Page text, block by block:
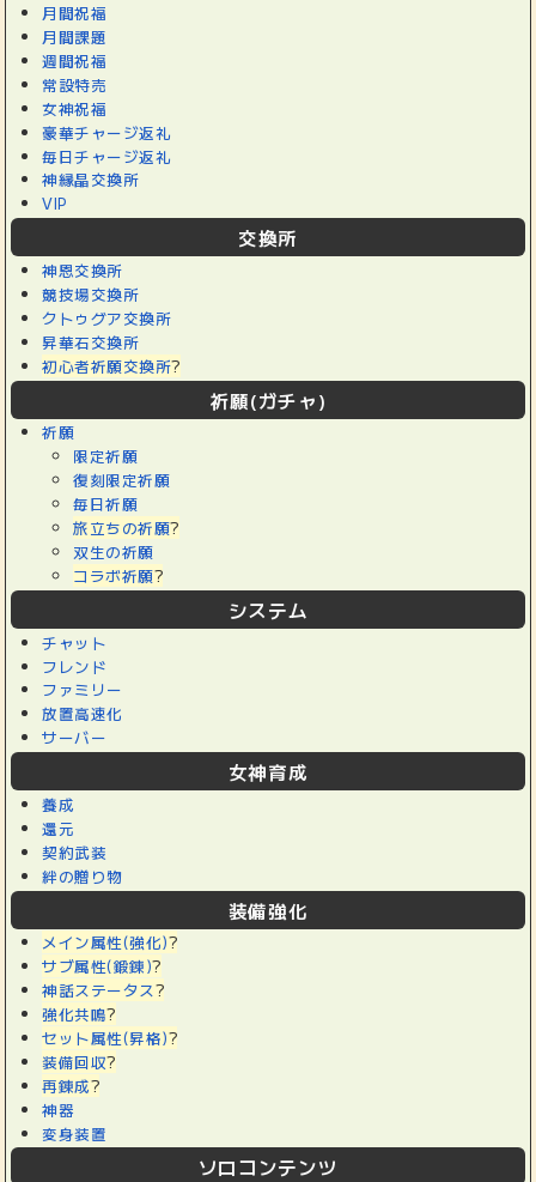
月間祝福
月間課題
週間祝福
常設特売
女神祝福
豪華チャージ返礼
毎日チャージ返礼
神縁晶交換所
VIP
交換所
神恩交換所
競技場交換所
クトゥグア交換所
昇華石交換所
初心者祈願交換所?
祈願(ガチャ)
祈願
限定祈願
復刻限定祈願
毎日祈願
旅立ちの祈願?
双生の祈願
コラボ祈願?
システム
チャット
フレンド
ファミリー
放置高速化
サーバー
女神育成
養成
還元
契約武装
絆の贈り物
装備強化
メイン属性(強化)?
サブ属性(鍛錬)?
神話ステータス?
強化共鳴?
セット属性(昇格)?
装備回収?
再錬成?
神器
変身装置
ソロコンテンツ